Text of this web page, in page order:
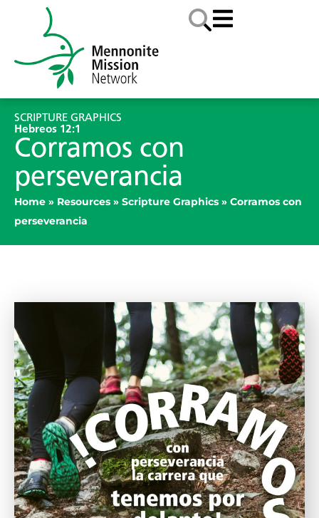
SCRIPTURE GRAPHICS
Hebreos 12:1
Corramos con
perseverancia
Home » Resources » Scripture Graphics » Corramos con
perseverancia